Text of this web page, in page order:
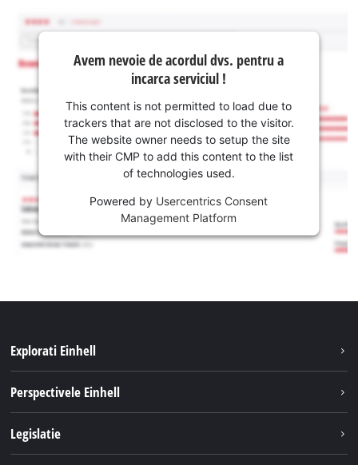
Avem nevoie de acordul dvs. pentru a
incarca serviciul !
This content is not permitted to load due to
trackers that are not disclosed to the visitor.
The website owner needs to setup the site
with their CMP to add this content to the list
of technologies used.
Powered by Usercentrics Consent
Management Platform
Explorati Einhell
Sistemul de acumulatori
Perspectivele Einhell
Legislatie